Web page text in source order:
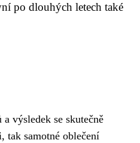
po dlouhých letech také
výsledek se skutečně
tak samotné oblečení